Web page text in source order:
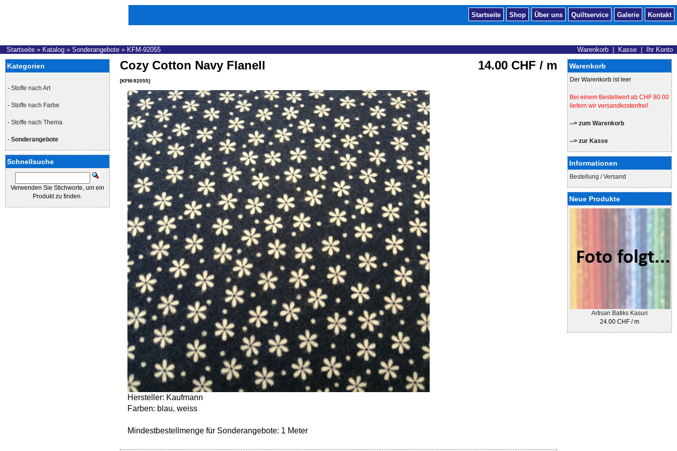
Startseite Shop Über uns Quiltservice Galerie Kontakt
Startseite » Katalog » Sonderangebote » KFM-92055 Warenkorb Kasse Ihr Konto
Kategorien
- Stoffe nach Art
- Stoffe nach Farbe
- Stoffe nach Thema
- Sonderangebote
Schnellsuche
Verwenden Sie Stichworte, um ein
Produkt zu finden.
Warenkorb
Der Warenkorb ist leer
Bei einem Bestellwert ab CHF 80.00
liefern wir versandkostenfrei!
--> zum Warenkorb
--> zur Kasse
Informationen
Bestellung / Versand
Neue Produkte
Artisan Batiks Kasuri
24.00 CHF / m
14.00 CHF / m
Cozy Cotton Navy Flanell
[KFM-92055]
Hersteller: Kaufmann
Farben: blau, weiss
Mindestbestellmenge für Sonderangebote: 1 Meter